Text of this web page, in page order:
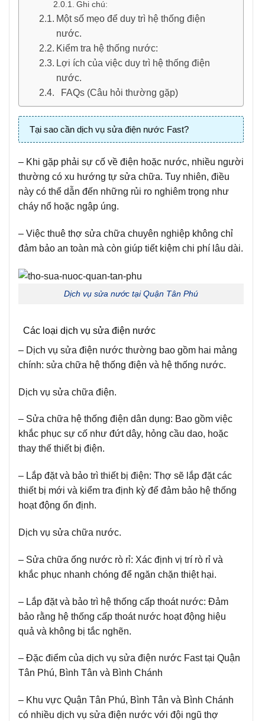
Ghi chú:
Một số mẹo để duy trì hệ thống điện
nước.
Kiểm tra hệ thống nước:
Lợi ích của việc duy trì hệ thống điện
nước.
FAQs (Câu hỏi thường gặp)
Tại sao cần dịch vụ sửa điện nước Fast?
– Khi gặp phải sự cố về điện hoặc nước, nhiều người
thường có xu hướng tự sửa chữa. Tuy nhiên, điều
này có thể dẫn đến những rủi ro nghiêm trọng như
cháy nổ hoặc ngập úng.
– Việc thuê thợ sửa chữa chuyên nghiệp không chỉ
đảm bảo an toàn mà còn giúp tiết kiệm chi phí lâu dài.
Dịch vụ sửa nước tại Quận Tân Phú
Các loại dịch vụ sửa điện nước
– Dịch vụ sửa điện nước thường bao gồm hai mảng
chính: sửa chữa hệ thống điện và hệ thống nước.
Dịch vụ sửa chữa điện.
– Sửa chữa hệ thống điện dân dụng: Bao gồm việc
khắc phục sự cố như đứt dây, hỏng cầu dao, hoặc
thay thế thiết bị điện.
– Lắp đặt và bảo trì thiết bị điện: Thợ sẽ lắp đặt các
thiết bị mới và kiểm tra định kỳ để đảm bảo hệ thống
hoạt động ổn định.
Dịch vụ sửa chữa nước.
– Sửa chữa ống nước rò rỉ: Xác định vị trí rò rỉ và
khắc phục nhanh chóng để ngăn chặn thiệt hại.
– Lắp đặt và bảo trì hệ thống cấp thoát nước: Đảm
bảo rằng hệ thống cấp thoát nước hoạt động hiệu
quả và không bị tắc nghẽn.
– Đặc điểm của dịch vụ sửa điện nước Fast tại Quận
Tân Phú, Bình Tân và Bình Chánh
– Khu vực Quận Tân Phú, Bình Tân và Bình Chánh
có nhiều dịch vụ sửa điện nước với đội ngũ thợ